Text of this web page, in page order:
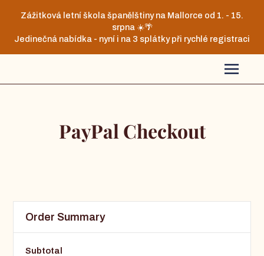
Zážitková letní škola španělštiny na Mallorce od 1. - 15.
srpna ☀️🌴
Jedinečná nabídka - nyní i na 3 splátky při rychlé registraci
PayPal Checkout
Order Summary
Subtotal